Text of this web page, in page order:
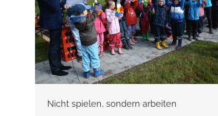
Nicht spielen, sondern arbeiten